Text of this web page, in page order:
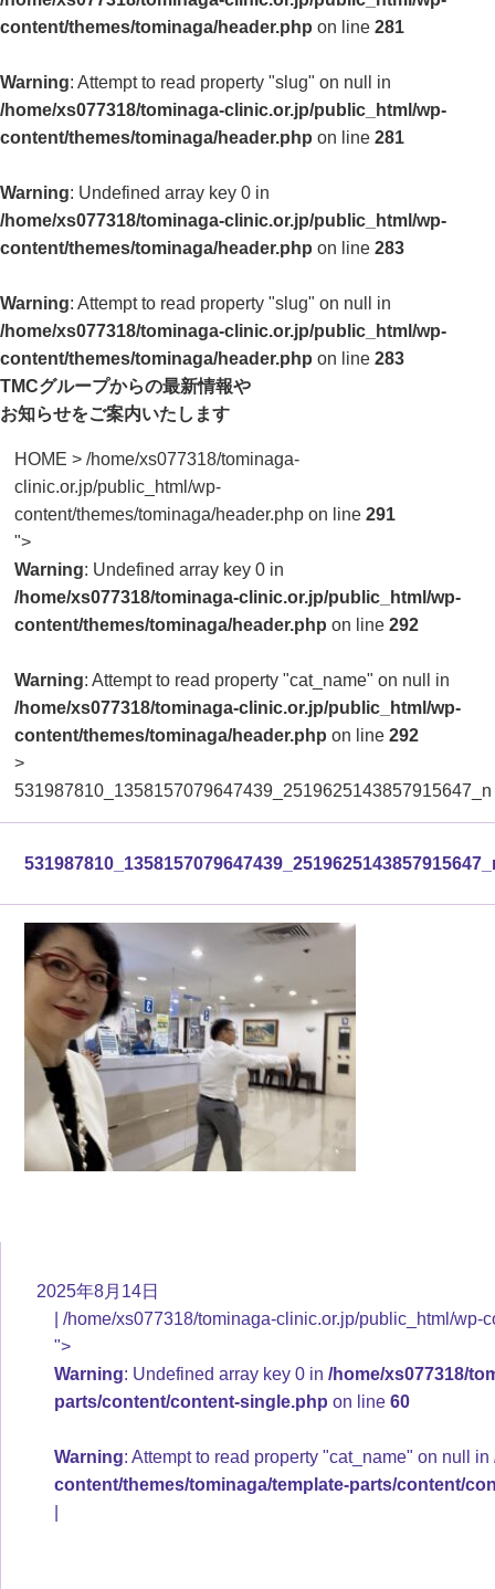
content/themes/tominaga/header.php on line 281
Warning: Attempt to read property "slug" on null in
/home/xs077318/tominaga-clinic.or.jp/public_html/wp-
content/themes/tominaga/header.php on line 281
Warning: Undefined array key 0 in
/home/xs077318/tominaga-clinic.or.jp/public_html/wp-
content/themes/tominaga/header.php on line 283
Warning: Attempt to read property "slug" on null in
/home/xs077318/tominaga-clinic.or.jp/public_html/wp-
content/themes/tominaga/header.php on line 283
TMCグループからの最新情報や
お知らせをご案内いたします
HOME >/home/xs077318/tominaga-
clinic.or.jp/public_html/wp-
content/themes/tominaga/header.php on line291
">
Warning: Undefined array key 0 in
/home/xs077318/tominaga-clinic.or.jp/public_html/wp-
content/themes/tominaga/header.php on line292
Warning: Attempt to read property "cat_name" on null in
/home/xs077318/tominaga-clinic.or.jp/public_html/wp-
content/themes/tominaga/header.php on line292
>
531987810_1358157079647439_2519625143857915647_n
2025年8月14日
/home/xs077318/tominaga-clinic.or.jp/public_html/
">
Warning: Undefined array key 0 in /home/xs077318/
parts/content/content-single.php on line 60
Warning: Attempt to read property "cat_name" on null in
content/themes/tominaga/template-parts/content/